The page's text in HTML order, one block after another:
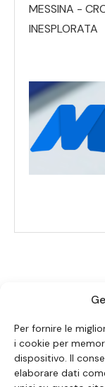
Per fornire le
i cookie per
dispositivo. Il
elaborare dati
MESSINA -
INESPLORATA